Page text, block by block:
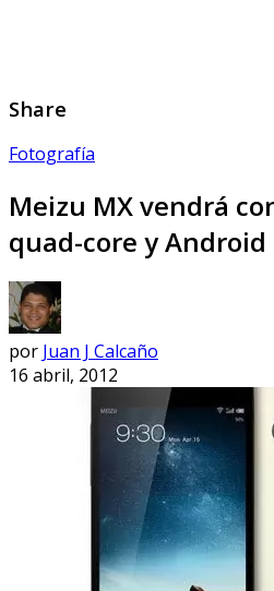
Share
Fotografía
Meizu MX vendrá
quad-core y Android
por Juan J Calcaño
16 abril, 2012